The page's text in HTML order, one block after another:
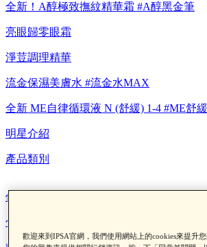
【重要公告】IPSA 無法驗證非官方通路銷
全新！A醇極致撫紋精華霜 #A醇黑金筆
亮眼歸零眼霜
淨荳調理精華
流金保濕美膚水 #流金水MAX
全新 ME自律循環液 N (舒緩) 1-4 #ME舒
明星介紹
產品類別
保養
化妝水
歡迎來到IPSA官網，我們使用網站上的cookies來提升